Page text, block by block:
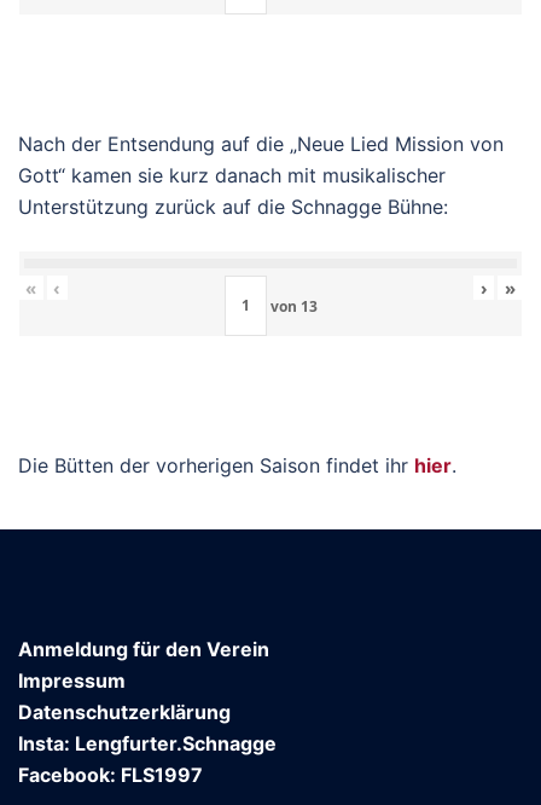
Nach der Entsendung auf die „Neue Lied Mission von
Gott“ kamen sie kurz danach mit musikalischer
Unterstützung zurück auf die Schnagge Bühne:
« ‹
von 13
› »
Die Bütten der vorherigen Saison findet ihr hier.
Anmeldung für den Verein
Impressum
Datenschutzerklärung
Insta: Lengfurter.Schnagge
Facebook: FLS1997